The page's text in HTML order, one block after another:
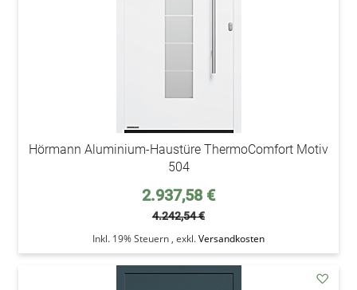
Hörmann Aluminium-Haustüre ThermoComfort Motiv
504
Sonderpreis
2.937,58 €
4.242,54 €
Inkl. 19% Steuern , exkl.Versandkosten